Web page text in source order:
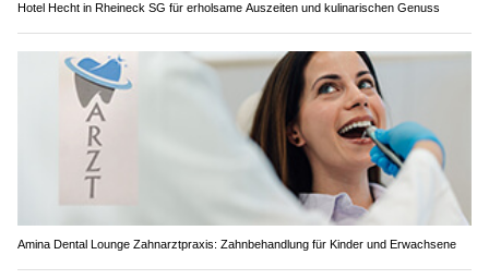
Hotel Hecht in Rheineck SG für erholsame Auszeiten und kulinarischen Genuss
Amina Dental Lounge Zahnarztpraxis: Zahnbehandlung für Kinder und Erwachsene